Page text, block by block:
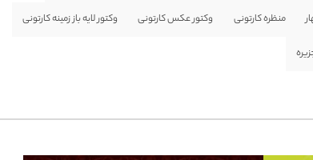
منظره کارتونی وکتور عکس کارتونی وکتور لایه باز زمینه کارتونی